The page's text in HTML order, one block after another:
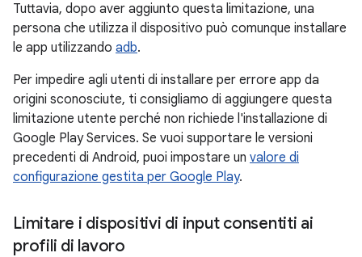
Tuttavia, dopo aver aggiunto questa limitazione, una
persona che utilizza il dispositivo può comunque installare
le app utilizzando adb.
Per impedire agli utenti di installare per errore app da
origini sconosciute, ti consigliamo di aggiungere questa
limitazione utente perché non richiede l'installazione di
Google Play Services. Se vuoi supportare le versioni
precedenti di Android, puoi impostare un valore di
configurazione gestita per Google Play.
Limitare i dispositivi di input consentiti ai
profili di lavoro